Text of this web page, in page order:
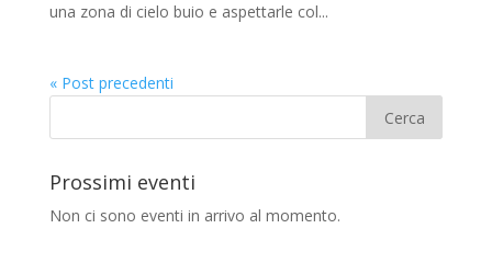
una zona di cielo buio e aspettarle col...
« Post precedenti
Prossimi eventi
Non ci sono eventi in arrivo al momento.